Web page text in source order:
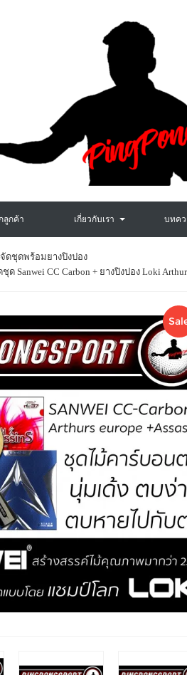
ลูกค้า เกี่ยวกับเรา บทค
ดชุดพร้อมยางปิงปอง
Sanwei CC Carbon + ยางปิงปอง Loki